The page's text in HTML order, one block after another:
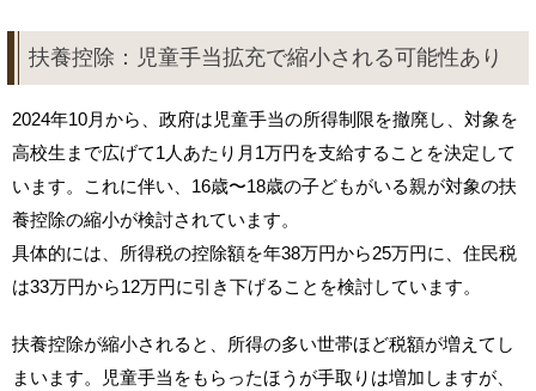
扶養控除：児童手当拡充で縮小される可能性あり
2024年10月から、政府は児童手当の所得制限を撤廃し、対象を
高校生まで広げて1人あたり月1万円を支給することを決定して
います。これに伴い、16歳〜18歳の子どもがいる親が対象の扶
養控除の縮小が検討されています。
具体的には、所得税の控除額を年38万円から25万円に、住民税
は33万円から12万円に引き下げることを検討しています。
扶養控除が縮小されると、所得の多い世帯ほど税額が増えてし
まいます。児童手当をもらったほうが手取りは増加しますが、